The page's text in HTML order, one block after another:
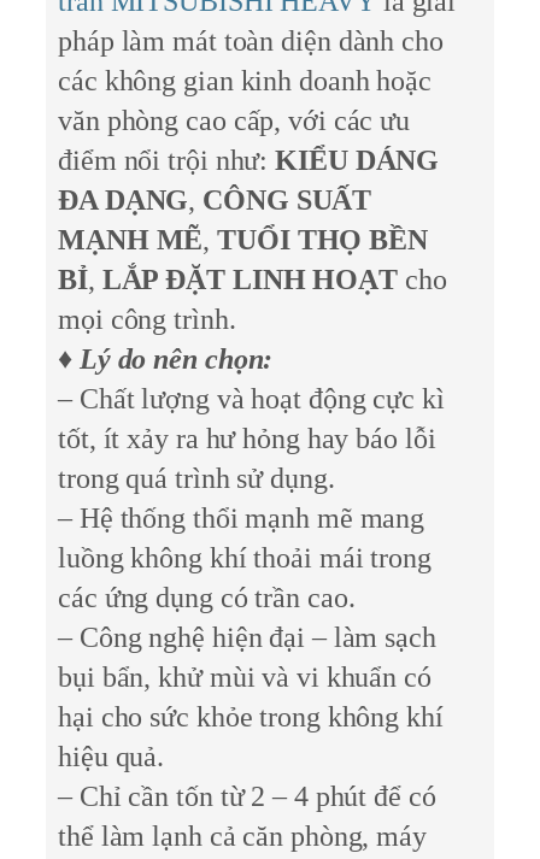
pháp làm mát toàn diện dành cho
các không gian kinh doanh hoặc
văn phòng cao cấp, với các ưu
điểm nổi trội như:KIỂU DÁNG
ĐA DẠNG, CÔNG SUẤT
MẠNH MẼ,TUỔI THỌ BỀN
BỈ, LẮP ĐẶT LINH HOẠT cho
mọi công trình.
♦ Lý do nên chọn:
– Chất lượng và hoạt động cực kì
tốt, ít xảy ra hư hỏng hay báo lỗi
trong quá trình sử dụng.
– Hệ thống thổi mạnh mẽ mang
luồng không khí thoải mái trong
các ứng dụng có trần cao.
– Công nghệ hiện đại – làm sạch
bụi bẩn, khử mùi và vi khuẩn có
hại cho sức khỏe trong không khí
hiệu quả.
– Chỉ cần tốn từ 2 – 4 phút để có
thể làm lạnh cả căn phòng, máy